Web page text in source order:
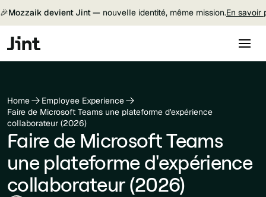
🎉Mozzaik devient Jint — nouvelle identité, même mission.En savoir
Home
Employee Experience
Faire de Microsoft Teams une plateforme d'expérience
collaborateur (2026)
Faire de Microsoft Teams
une plateforme d'expérience
collaborateur (2026)